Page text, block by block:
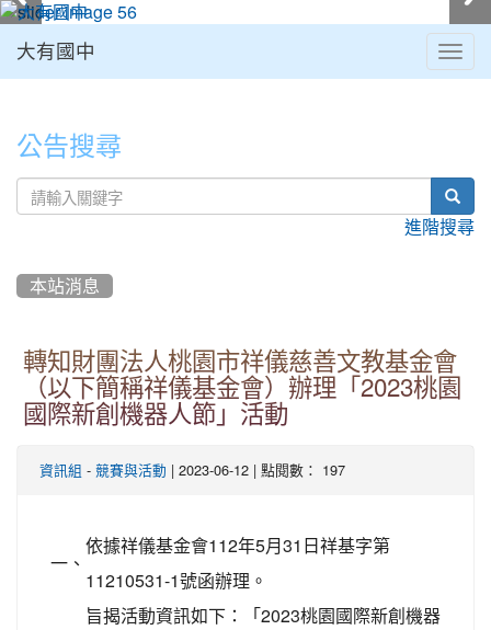
大有國中
公告搜尋
進階搜尋
本站消息
轉知財團法人桃園市祥儀慈善文教基金會
（以下簡稱祥儀基金會）辦理「2023桃園
國際新創機器人節」活動
資訊組 - 競賽與活動 | 2023-06-12 | 點閱數： 197
一、
依據祥儀基金會112年5月31日祥基字第
11210531-1號函辦理。
旨揭活動資訊如下：「2023桃園國際新創機器